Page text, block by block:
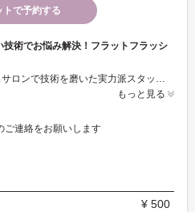
トで予約する
術でお悩み解決！フラットフラッシ
札幌駅徒歩3分の駅近サロン♪有名サロンで技術を磨いた実力派スタッフ在籍☆彡品質にこだわった素材と高い技術が大人気！！スピーディーなのに長持ちする丁寧な仕上がりも魅力◎軽い付け心地で話題の『フラットフラッシュ』も導入！カラーエクステやつけ放題などメニューも豊富に揃えています◇お客様のお悩みや理想に合わせて、素敵なデザインをご提案します！
もっと見る
ご連絡をお願いします
¥ 500